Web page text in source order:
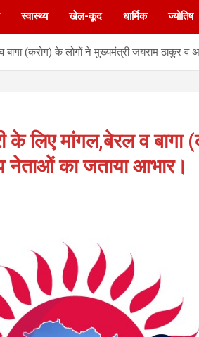
स्वास्थ्य खेल-कूद धार्मिक ज्योतिष
बागा (करोग) के लोगों ने मुख्यमंत्री जयराम ठाकुर व
के लिए मांगल,बेरल व बागा
नेताओं का जताया आभार।